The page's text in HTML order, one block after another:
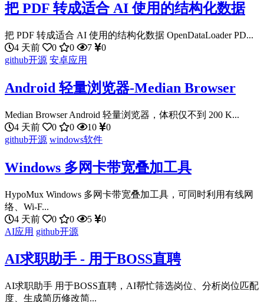
把 PDF 转成适合 AI 使用的结构化数据
把 PDF 转成适合 AI 使用的结构化数据 OpenDataLoader PD...
4 天前
0 0 7
0
github开源 安卓应用
Android 轻量浏览器-Median Browser
Median Browser Android 轻量浏览器，体积仅不到 200 K...
4 天前
0 0 10
0
github开源 windows软件
Windows 多网卡带宽叠加工具
HypoMux Windows 多网卡带宽叠加工具，可同时利用有线网
络、Wi-F...
4 天前
0 0 5
0
AI应用 github开源
AI求职助手 - 用于BOSS直聘
AI求职助手 用于BOSS直聘，AI帮忙筛选岗位、分析岗位匹配
度、生成简历修改简...